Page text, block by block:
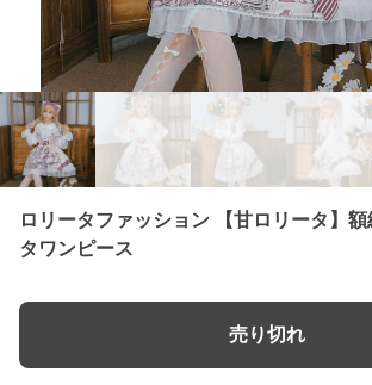
ロリータファッション 【甘ロリータ】
タワンピース
売り切れ